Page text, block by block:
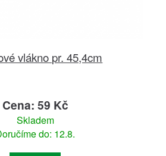
vlákno pr. 45,4cm
Cena: 59 Kč
Skladem
do: 12.8.